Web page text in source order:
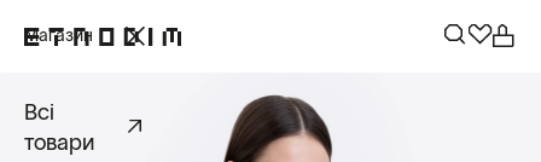
Магазин
Всі
товари